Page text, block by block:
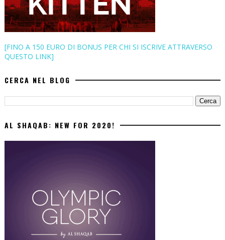
[FINO A 150 EURO DI BONUS PER CHI SI ISCRIVE ATTRAVERSO
QUESTO LINK]
CERCA NEL BLOG
AL SHAQAB: NEW FOR 2020!